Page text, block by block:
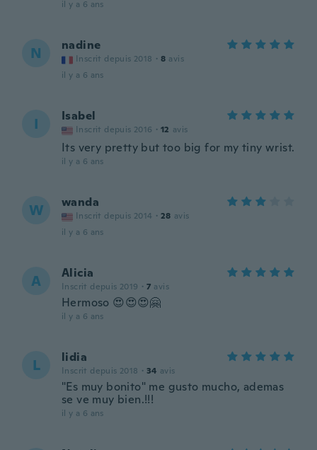
il y a 6 ans
N nadine
Inscrit depuis 2018 · 8 avis
il y a 6 ans
I Isabel
Inscrit depuis 2016 · 12 avis
Its very pretty but too big for my tiny wrist.
il y a 6 ans
W wanda
Inscrit depuis 2014 · 28 avis
il y a 6 ans
A Alicia
Inscrit depuis 2019 · 7 avis
Hermoso 😍😍😍🤗
il y a 6 ans
L lidia
Inscrit depuis 2018 · 34 avis
"Es muy bonito" me gusto mucho, ademas
se ve muy bien.!!!
il y a 6 ans